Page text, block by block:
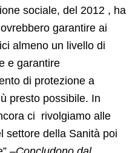
sociale, del 2012 , ha
garantire ai
almeno un livello di
e garantire
di protezione a
presto possibile. In
ci rivolgiamo alle
settore della Sanità poi